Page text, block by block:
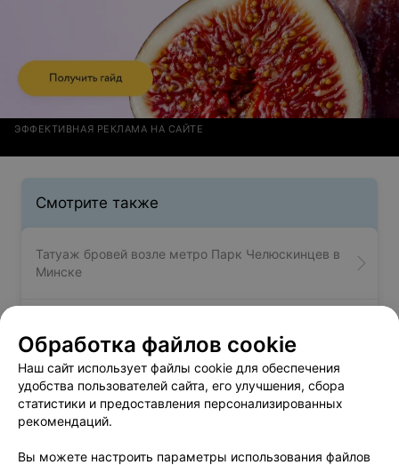
ЭФФЕКТИВНАЯ РЕКЛАМА НА САЙТЕ
Смотрите также
Татуаж бровей возле метро Парк Челюскинцев в
Минске
Минске
Тату салоны возле метро Парк Челюскинцев в
Минске
Обработка файлов cookie
Наш сайт использует файлы cookie для обеспечения
удобства пользователей сайта, его улучшения, сбора
статистики и предоставления персонализированных
рекомендаций.
Вы можете настроить параметры использования файлов